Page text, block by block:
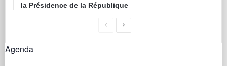
la Présidence de la République
Agenda